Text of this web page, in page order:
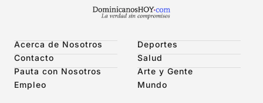
Acerca de Nosotros
Contacto
Pauta con Nosotros
Empleo
Deportes
Salud
Arte y Gente
Mundo